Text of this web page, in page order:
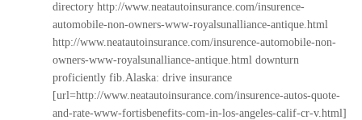
directory http://www.neatautoinsurance.com/insurence-
automobile-non-owners-www-royalsunalliance-antique.html
http://www.neatautoinsurance.com/insurence-automobile-non-
owners-www-royalsunalliance-antique.html downturn
proficiently fib.Alaska: drive insurance
[url=http://www.neatautoinsurance.com/insurence-autos-quote-
and-rate-www-fortisbenefits-com-in-los-angeles-calif-cr-v.html]